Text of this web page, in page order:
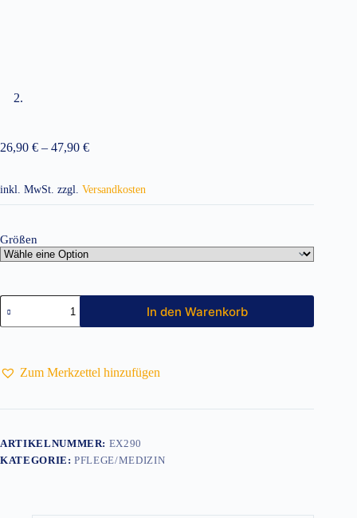
26,90 € – 47,90 €
inkl. MwSt. zzgl. Versandkosten
Größen
Damenmantel
(Kittel)
EX290
In den Warenkorb
Zum Merkzettel hinzufügen
ARTIKELNUMMER: EX290
KATEGORIE:PFLEGE/MEDIZIN